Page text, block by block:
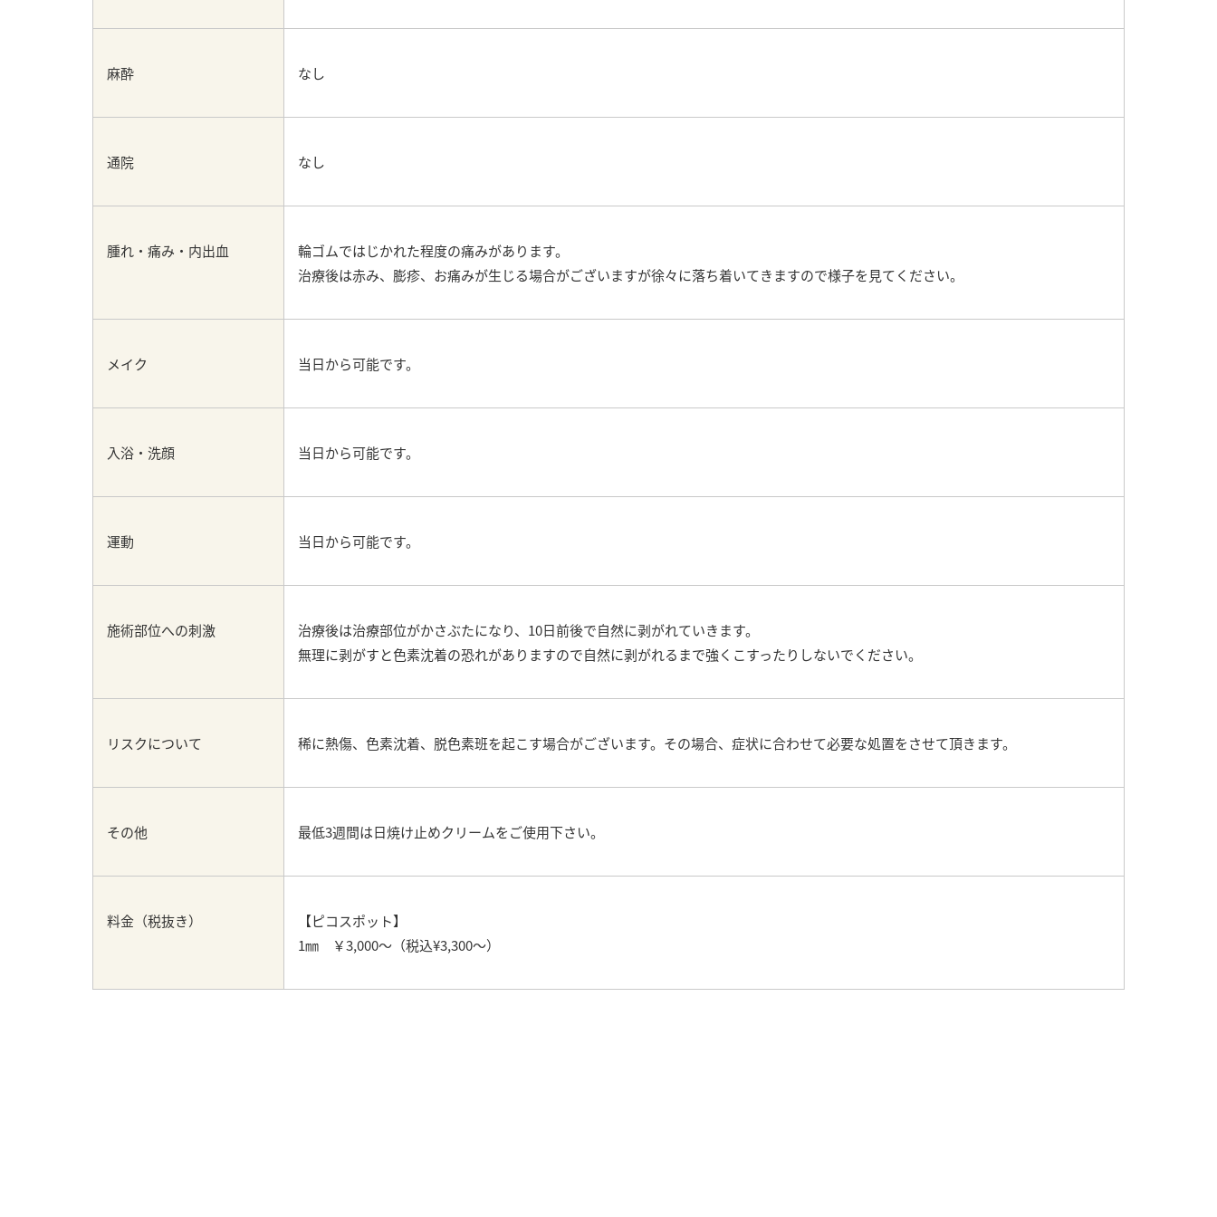
麻酔 なし
通院 なし
腫れ・痛み・内出血
輪ゴムではじかれた程度の痛みがあります。
治療後は赤み、膨疹、お痛みが生じる場合がございますが徐々に落ち着いてきますので様子を見てください。
メイク 当日から可能です。
入浴・洗顔 当日から可能です。
運動 当日から可能です。
施術部位への刺激
治療後は治療部位がかさぶたになり、10日前後で自然に剥がれていきます。
無理に剥がすと色素沈着の恐れがありますので自然に剥がれるまで強くこすったりしないでください。
リスクについて 稀に熱傷、色素沈着、脱色素班を起こす場合がございます。その場合、症状に合わせて必要な処置をさせて頂きます。
その他 最低3週間は日焼け止めクリームをご使用下さい。
料金（税抜き）
【ピコスポット】
1㎜ ￥3,000～（税込¥3,300～）